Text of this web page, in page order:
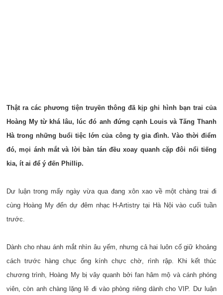
Thật ra các phương tiện truyền thông đã kịp ghi hình bạn trai của
Hoàng My từ khá lâu, lúc đó anh đứng cạnh Louis và Tăng Thanh
Hà trong những buổi tiệc lớn của công ty gia đình. Vào thời điểm
đó, mọi ánh mắt và lời bàn tán đều xoay quanh cặp đôi nổi tiếng
kia, ít ai để ý đến Phillip.
Dư luận trong mấy ngày vừa qua đang xôn xao về một chàng trai đi
cùng Hoàng My đến dự đêm nhạc H-Artistry tại Hà Nội vào cuối tuần
trước.
Dành cho nhau ánh mắt nhìn âu yếm, nhưng cả hai luôn cố giữ khoảng
cách trước hàng chục ống kính chực chờ, rình rập. Khi kết thúc
chương trình, Hoàng My bị vây quanh bởi fan hâm mộ và cánh phóng
viên, còn anh chàng lặng lẽ đi vào phòng riêng dành cho VIP. Dư luận